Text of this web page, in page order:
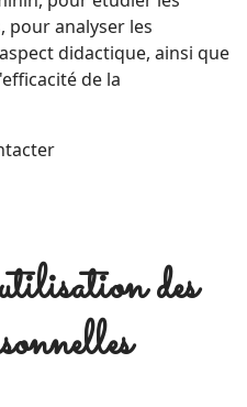
pour analyser les
didactique, ainsi que
de la
des